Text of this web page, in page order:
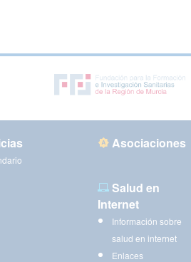
Asociaciones
Salud en
Internet
Información sobre
salud en internet
Enlaces